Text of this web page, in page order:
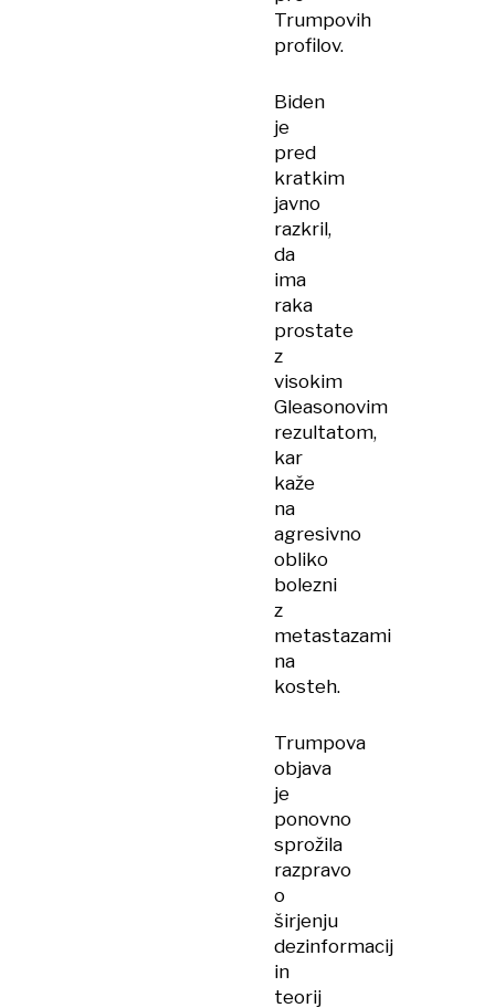
Trumpovih
profilov.
Biden
je
pred
kratkim
javno
razkril,
da
ima
raka
prostate
z
visokim
Gleasonovim
rezultatom,
kar
kaže
na
agresivno
obliko
bolezni
z
metastazami
na
kosteh.
Trumpova
objava
je
ponovno
sprožila
razpravo
o
širjenju
dezinformacij
in
teorij